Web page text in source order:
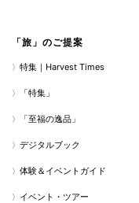
「旅」のご提案
特集｜Harvest Times
「特集」
「至福の逸品」
デジタルブック
体験＆イベントガイド
イベント・ツアー